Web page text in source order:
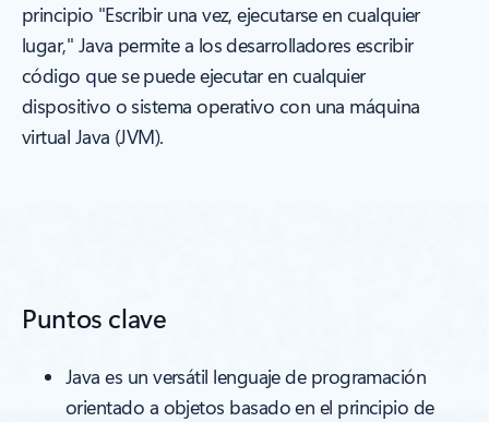
principio "Escribir una vez, ejecutarse en cualquier
lugar," Java permite a los desarrolladores escribir
código que se puede ejecutar en cualquier
dispositivo o sistema operativo con una máquina
virtual Java (JVM).
Puntos clave
Java es un versátil lenguaje de programación
orientado a objetos basado en el principio de